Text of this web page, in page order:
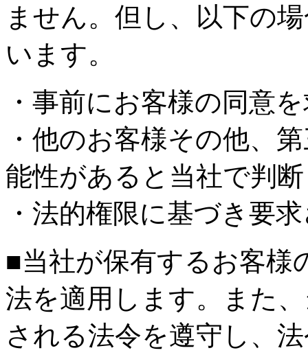
ません。但し、以下の
います。
・事前にお客様の同意
・他のお客様その他、
能性があると当社で判
・法的権限に基づき要
■当社が保有するお客様
法を適用します。また
される法令を遵守し、